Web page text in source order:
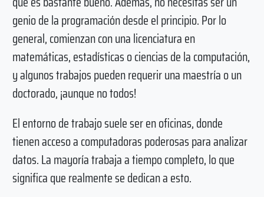
genio de la programación desde el principio. Por lo
general, comienzan con una licenciatura en
matemáticas, estadísticas o ciencias de la computación,
y algunos trabajos pueden requerir una maestría o un
doctorado, ¡aunque no todos!
El entorno de trabajo suele ser en oficinas, donde
tienen acceso a computadoras poderosas para analizar
datos. La mayoría trabaja a tiempo completo, lo que
significa que realmente se dedican a esto.